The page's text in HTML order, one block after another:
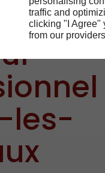
traffic and
clicking "I Agree"
from our providers
à
les-